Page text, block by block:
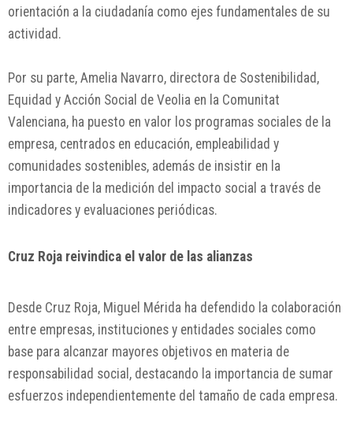
orientación a la ciudadanía como ejes fundamentales de su
actividad.
Por su parte, Amelia Navarro, directora de Sostenibilidad,
Equidad y Acción Social de Veolia en la Comunitat
Valenciana, ha puesto en valor los programas sociales de la
empresa, centrados en educación, empleabilidad y
comunidades sostenibles, además de insistir en la
importancia de la medición del impacto social a través de
indicadores y evaluaciones periódicas.
Cruz Roja reivindica el valor de las alianzas
Desde Cruz Roja, Miguel Mérida ha defendido la colaboración
entre empresas, instituciones y entidades sociales como
base para alcanzar mayores objetivos en materia de
responsabilidad social, destacando la importancia de sumar
esfuerzos independientemente del tamaño de cada empresa.